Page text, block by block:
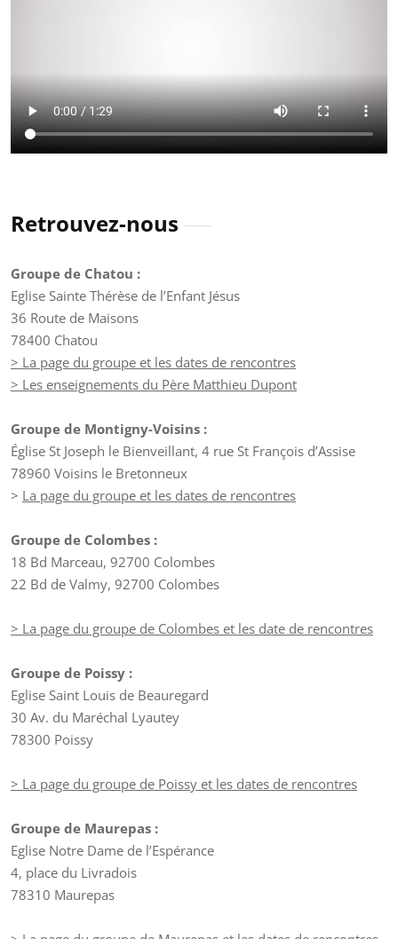
Retrouvez-nous
Groupe de Chatou :
Eglise Sainte Thérèse de l’Enfant Jésus
36 Route de Maisons
78400 Chatou
> La page du groupe et les dates de rencontres
> Les enseignements du Père Matthieu Dupont
Groupe de Montigny-Voisins :
Église St Joseph le Bienveillant, 4 rue St François d’Assise
78960 Voisins le Bretonneux
> La page du groupe et les dates de rencontres
Groupe de Colombes :
18 Bd Marceau, 92700 Colombes
22 Bd de Valmy, 92700 Colombes
> La page du groupe de Colombes et les date de rencontres
Groupe de Poissy :
Eglise Saint Louis de Beauregard
30 Av. du Maréchal Lyautey
78300 Poissy
> La page du groupe de Poissy et les dates de rencontres
Groupe de Maurepas :
Eglise Notre Dame de l’Espérance
4, place du Livradois
78310 Maurepas